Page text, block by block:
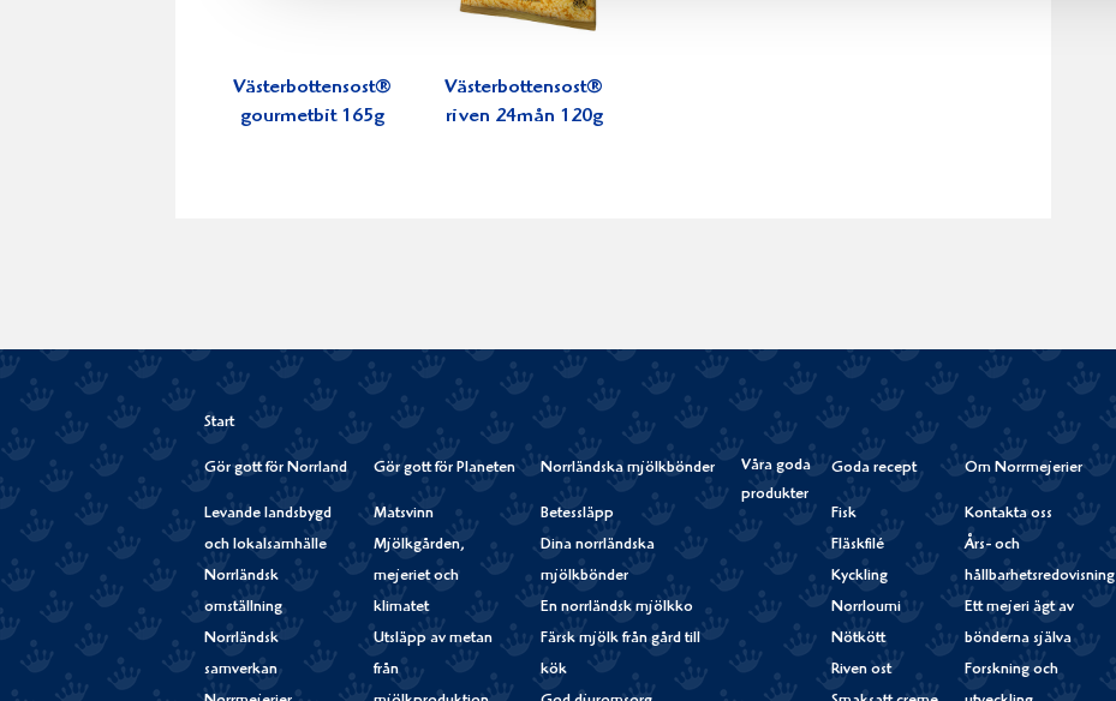
Västerbottensost®
gourmetbit 165g
Västerbottensost®
riven 24mån 120g
Start
Gör gott för Norrland
Levande landsbygd
och lokalsamhälle
Norrländsk
omställning
Norrländsk
samverkan
Gör gott för Planeten
Matsvinn
Mjölkgården,
mejeriet och
klimatet
Utsläpp av metan
från
Norrländska mjölkbönder
Betessläpp
Dina norrländska
mjölkbönder
En norrländsk mjölkko
Färsk mjölk från gård till
kök
Våra goda
produkter
Goda recept
Fisk
Fläskfilé
Kyckling
Norrloumi
Nötkött
Riven ost
Om Norrmejerier
Kontakta oss
Års- och
hållbarhetsredovisning
Ett mejeri ägt av
bönderna själva
Forskning och